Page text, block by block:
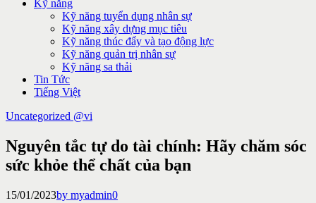
Kỹ năng
Kỹ năng tuyển dụng nhân sự
Kỹ năng xây dựng mục tiêu
Kỹ năng thúc đẩy và tạo động lực
Kỹ năng quản trị nhân sự
Kỹ năng sa thải
Tin Tức
Tiếng Việt
Uncategorized @vi
Nguyên tắc tự do tài chính: Hãy chăm sóc
sức khỏe thể chất của bạn
15/01/2023by myadmin0